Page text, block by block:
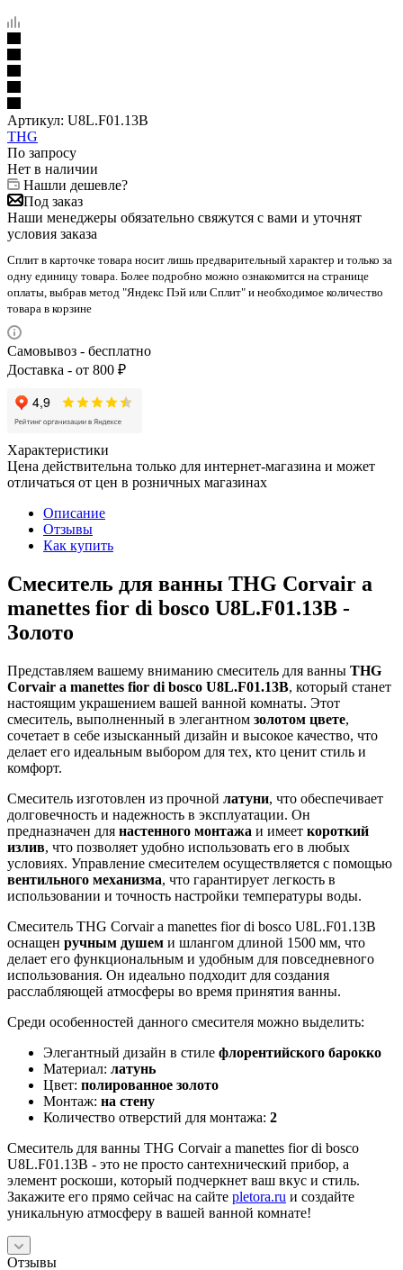
Артикул: U8L.F01.13B
THG
По запросу
Нет в наличии
Нашли дешевле?
Под заказ
Наши менеджеры обязательно свяжутся с вами и уточнят
условия заказа
Сплит в карточке товара носит лишь предварительный характер и только за
одну единицу товара. Более подробно можно ознакомится на странице
оплаты, выбрав метод "Яндекс Пэй или Сплит" и необходимое количество
товара в корзине
Самовывоз - бесплатно
Доставка - от 800 ₽
Характеристики
Цена действительна только для интернет-магазина и может
отличаться от цен в розничных магазинах
Описание
Отзывы
Как купить
Смеситель для ванны THG Corvair a
manettes fior di bosco U8L.F01.13B -
Золото
Представляем вашему вниманию смеситель для ванны THG
Corvair a manettes fior di bosco U8L.F01.13B, который станет
настоящим украшением вашей ванной комнаты. Этот
смеситель, выполненный в элегантном золотом цвете,
сочетает в себе изысканный дизайн и высокое качество, что
делает его идеальным выбором для тех, кто ценит стиль и
комфорт.
Смеситель изготовлен из прочной латуни, что обеспечивает
долговечность и надежность в эксплуатации. Он
предназначен для настенного монтажа и имеет короткий
излив, что позволяет удобно использовать его в любых
условиях. Управление смесителем осуществляется с помощью
вентильного механизма, что гарантирует легкость в
использовании и точность настройки температуры воды.
Смеситель THG Corvair a manettes fior di bosco U8L.F01.13B
оснащен ручным душем и шлангом длиной 1500 мм, что
делает его функциональным и удобным для повседневного
использования. Он идеально подходит для создания
расслабляющей атмосферы во время принятия ванны.
Среди особенностей данного смесителя можно выделить:
Элегантный дизайн в стиле флорентийского барокко
Материал: латунь
Цвет: полированное золото
Монтаж: на стену
Количество отверстий для монтажа: 2
Смеситель для ванны THG Corvair a manettes fior di bosco
U8L.F01.13B - это не просто сантехнический прибор, а
элемент роскоши, который подчеркнет ваш вкус и стиль.
Закажите его прямо сейчас на сайте pletora.ru и создайте
уникальную атмосферу в вашей ванной комнате!
Отзывы